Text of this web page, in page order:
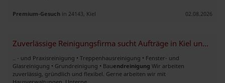
Premium-Gesuch in 24143, Kiel 02.08.2026
Zuverlässige Reinigungsfirma sucht Aufträge in Kiel und Umgebung
.. - und Praxisreinigung • Treppenhausreinigung • Fenster- und
Glasreinigung • Grundreinigung • Bauendreinigung Wir arbeiten
zuverlässig, gründlich und flexibel. Gerne arbeiten wir mit